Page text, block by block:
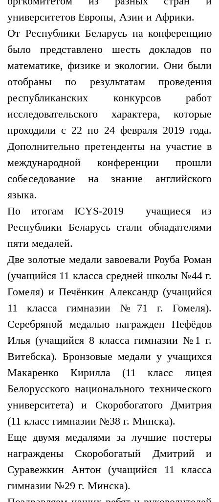
университетов Европы, Азии и Африки.
От Республики Беларусь на конференцию
было представлено шесть докладов по
математике, физике и экологии. Они были
отобраны по результатам проведения
республиканских конкурсов работ
исследовательского характера, которые
проходили с 22 по 24 февраля 2019 года.
Дополнительно претенденты на участие в
международной конференции прошли
собеседование на знание английского
языка.
По итогам ICYS-2019 учащиеся из
Республики Беларусь стали обладателями
пяти медалей.
Две золотые медали завоевали Роуба Роман
(учащийся 11 класса средней школы №44 г.
Гомеля) и Печёнкин Александр (учащийся
11 класса гимназии №71 г. Гомеля).
Серебряной медалью награжден Нефёдов
Илья (учащийся 8 класса гимназии №1 г.
Витебска). Бронзовые медали у учащихся
Макаренко Кирилла (11 класс лицея
Белорусского национального технического
университета) и Скоробогатого Дмитрия
(11 класс гимназии №38 г. Минска).
Еще двумя медалями за лучшие постеры
награждены Скоробогатый Дмитрий и
Суравежкин Антон (учащийся 11 класса
гимназии №29 г. Минска).